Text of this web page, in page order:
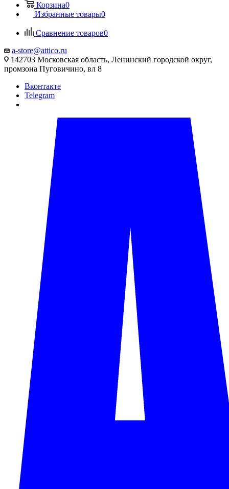
Корзина0
Избранные товары0
Сравнение товаров0
a-store@attico.ru
142703 Московская область, Ленинский городской округ,
промзона Пуговичино, вл 8
Вконтакте
Telegram